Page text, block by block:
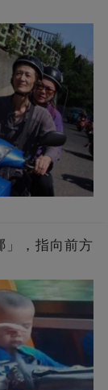
」，指向前方